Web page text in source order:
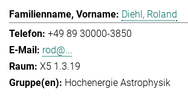
Diehl, Roland
+49 89 30000-3850
rod@...
X5 1.3.19
Hochenergie Astrophysik